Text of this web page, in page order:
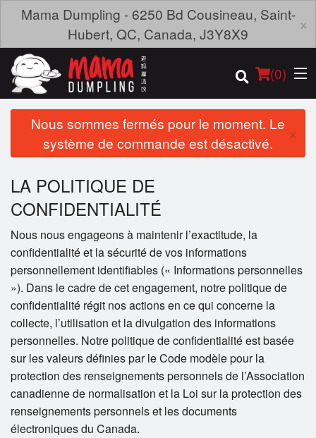
Mama Dumpling - 6250 Bd Cousineau, Saint-
Hubert, QC, Canada, J3Y8X9
×
(0)
Emplacement
Français
Connection
Inscription
Panier (0)
Rechercher
Nous sommes fermés pour le moment. Le
système de commande est désactivé.
×
LA POLITIQUE DE
CONFIDENTIALITÉ
Nous nous engageons à maintenir l’exactitude, la
confidentialité et la sécurité de vos informations
personnellement identifiables (« Informations personnelles
»). Dans le cadre de cet engagement, notre politique de
confidentialité régit nos actions en ce qui concerne la
collecte, l’utilisation et la divulgation des informations
personnelles. Notre politique de confidentialité est basée
sur les valeurs définies par le Code modèle pour la
protection des renseignements personnels de l’Association
canadienne de normalisation et la Loi sur la protection des
renseignements personnels et les documents
électroniques du Canada.